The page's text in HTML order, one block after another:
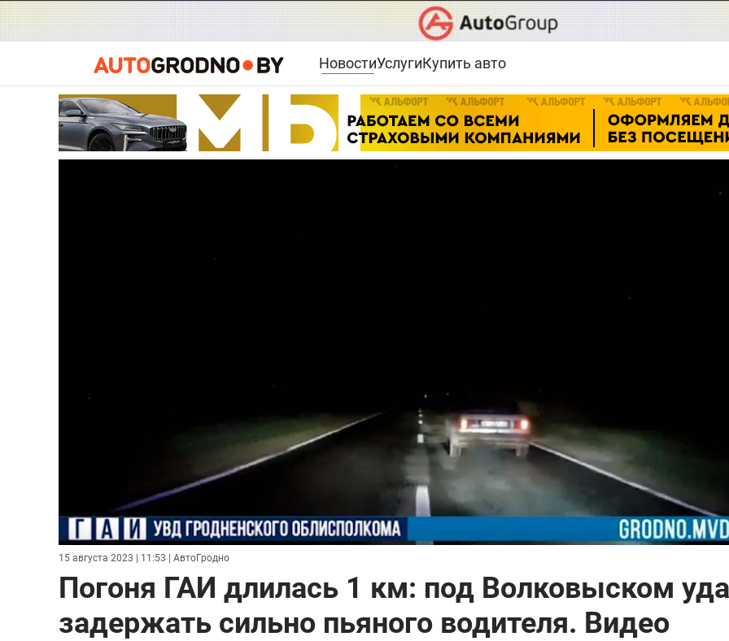
НовостиУслугиКупить авто
15 августа 2023 | 11:53 | АвтоГродно
Погоня ГАИ длилась 1 км: под Волковыском
задержать сильно пьяного водителя. Видео